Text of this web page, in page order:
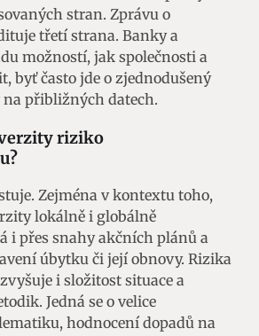
stran. Zprávu o
třetí strana. Banky a
možností, jak společnosti a
byť často jde o zjednodušený
na přibližných datech.
riziko
Zejména v kontextu toho,
lokálně i globálně
i přes snahy akčních plánů a
úbytku či její obnovy. Rizika
i složitost situace a
Jedná se o velice
hodnocení dopadů na